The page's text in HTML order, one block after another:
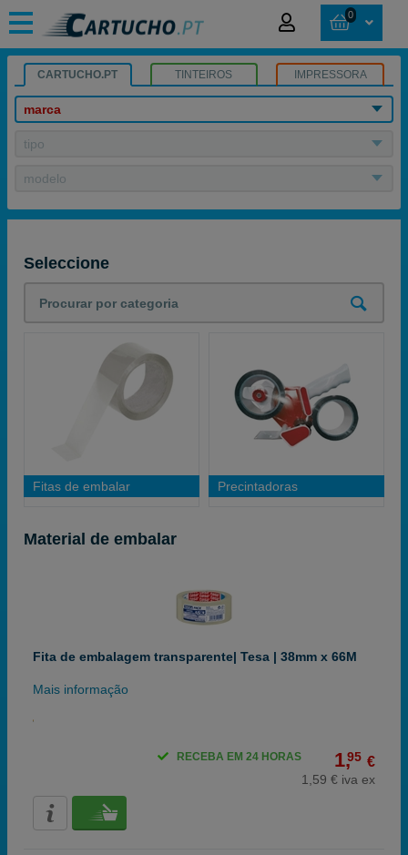
0
CARTUCHO.PT TINTEIROS IMPRESSORA
marca
tipo
modelo
Seleccione
Fitas de embalar Precintadoras
Material de embalar
Fita de embalagem transparente| Tesa | 38mm x 66M
Mais informação
1,95 €
1,59 € iva ex
RECEBA EM 24 HORAS